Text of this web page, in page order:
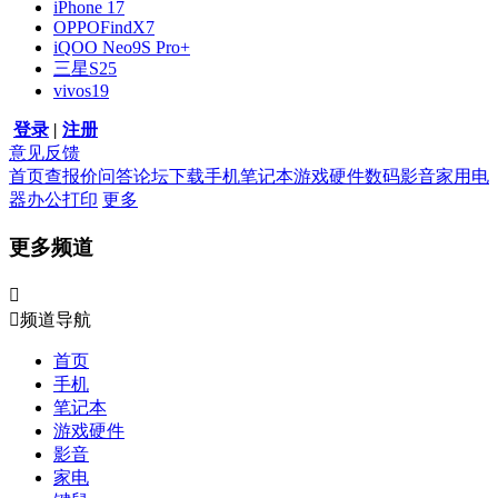
iPhone 17
OPPOFindX7
iQOO Neo9S Pro+
三星S25
vivos19
登录 | 注册
意见反馈
首页查报价问答论坛下载手机笔记本游戏硬件数码影音家用电
器办公打印 更多
更多频道

频道导航
首页
手机
笔记本
游戏硬件
影音
家电